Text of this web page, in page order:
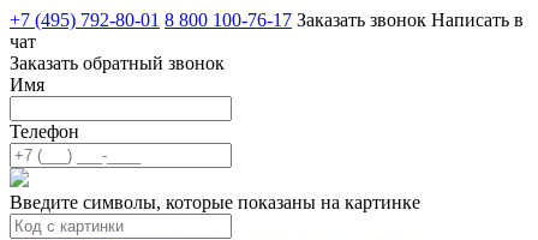
+7 (495) 792-80-01 8 800 100-76-17 Заказать звонок Написать в
чат
Заказать обратный звонок
Имя
Телефон
Введите символы, которые показаны на картинке